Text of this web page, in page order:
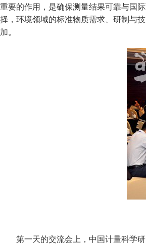
重要的作用，是确保测量结果可靠与国
择，环境领域的标准物质需求、研制与
加。
第一天的交流会上，中国计量科学